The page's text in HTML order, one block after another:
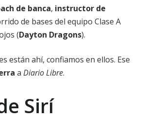
de banca, instructor de
de bases del equipo Clase A
(Dayton Dragons).
están ahí, confiamos en ellos. Ese
a Diario Libre.
Sirí